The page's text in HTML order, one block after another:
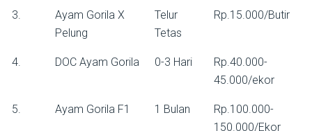
3.
Ayam Gorila X
Pelung
Telur
Tetas
Rp.15.000/Butir
4. DOC Ayam Gorila 0-3 Hari
Rp.40.000-
45.000/ekor
5. Ayam Gorila F1 1 Bulan
Rp.100.000-
150.000/Ekor